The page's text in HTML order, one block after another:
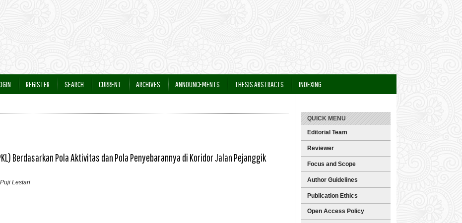
QUICK MENU
Editorial Team
Reviewer
Focus and Scope
Author Guidelines
Publication Ethics
Open Access Policy
REGISTER SEARCH CURRENT ARCHIVES ANNOUNCEMENTS THESIS ABSTRACTS INDEXING
Berdasarkan Pola Aktivitas dan Pola Penyebarannya di Koridor Jalan Pejanggik
Lestari